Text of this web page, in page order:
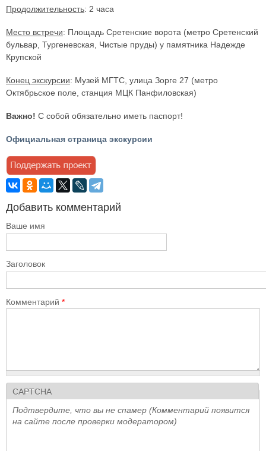
Продолжительность: 2 часа
Место встречи: Площадь Сретенские ворота (метро Сретенский
бульвар, Тургеневская, Чистые пруды) у памятника Надежде
Крупской
Конец экскурсии: Музей МГТС, улица Зорге 27 (метро
Октябрьское поле, станция МЦК Панфиловская)
Важно! С собой обязательно иметь паспорт!
Официальная страница экскурсии
Добавить комментарий
Ваше имя
Заголовок
Комментарий *
CAPTCHA
Подтвердите, что вы не спамер (Комментарий появится
на сайте после проверки модератором)